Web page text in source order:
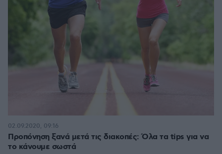
Προπόνηση ξανά μετά τις διακοπές: Όλα τα tips για να
το κάνουμε σωστά
02.09.2020, 09:16